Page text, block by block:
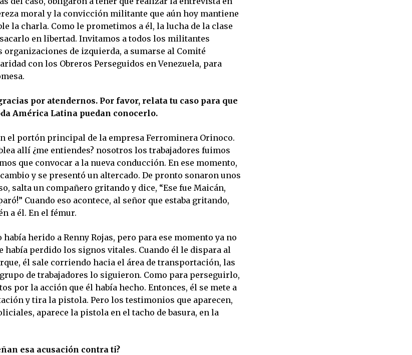
moral y la convicción militante que aún hoy mantiene
la charla. Como le prometimos a él, la lucha de la clase
en libertad. Invitamos a todos los militantes
de izquierda, a sumarse al Comité
con los Obreros Perseguidos en Venezuela, para
por atendernos. Por favor, relata tu caso para que
América Latina puedan conocerlo.
el portón principal de la empresa Ferrominera Orinoco.
allí ¿me entiendes? nosotros los trabajadores fuimos
que convocar a la nueva conducción. En ese momento,
y se presentó un altercado. De pronto sonaron unos
salta un compañero gritando y dice, “Ese fue Maicán,
Cuando eso acontece, al señor que estaba gritando,
a él. En el fémur.
herido a Renny Rojas, pero para ese momento ya no
había perdido los signos vitales. Cuando él le dispara al
él sale corriendo hacia el área de transportación, las
de trabajadores lo siguieron. Como para perseguirlo,
por la acción que él había hecho. Entonces, él se mete a
y tira la pistola. Pero los testimonios que aparecen,
aparece la pistola en el tacho de basura, en la
esa acusación contra ti?